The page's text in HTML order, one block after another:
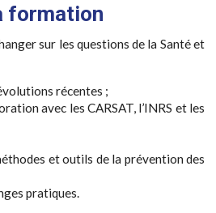
formation
sur les questions de la Santé et
récentes ;
avec les CARSAT, l’INRS et les
et outils de la prévention des
pratiques.